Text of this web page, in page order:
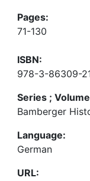
Pages:
71-130
ISBN:
978-3-86309-
Series ;
Bamberger
Language:
German
URL: